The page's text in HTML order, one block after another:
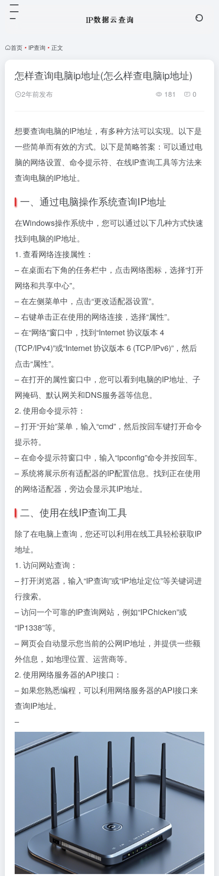
首页 • IP查询 • 正文
怎样查询电脑ip地址(怎么样查电脑ip地址)
2年前发布 181 0
想要查询电脑的IP地址，有多种方法可以实现。以下是
一些简单而有效的方式。以下是简略答案：可以通过电
脑的网络设置、命令提示符、在线IP查询工具等方法来
查询电脑的IP地址。
一、通过电脑操作系统查询IP地址
在Windows操作系统中，您可以通过以下几种方式快速
找到电脑的IP地址。
1. 查看网络连接属性：
– 在桌面右下角的任务栏中，点击网络图标，选择“打开
网络和共享中心”。
– 在左侧菜单中，点击“更改适配器设置”。
– 右键单击正在使用的网络连接，选择“属性”。
– 在“网络”窗口中，找到“Internet 协议版本 4
(TCP/IPv4)”或“Internet 协议版本 6 (TCP/IPv6)”，然后
点击“属性”。
– 在打开的属性窗口中，您可以看到电脑的IP地址、子
网掩码、默认网关和DNS服务器等信息。
2. 使用命令提示符：
– 打开“开始”菜单，输入“cmd”，然后按回车键打开命令
提示符。
– 在命令提示符窗口中，输入“ipconfig”命令并按回车。
– 系统将展示所有适配器的IP配置信息。找到正在使用
的网络适配器，旁边会显示其IP地址。
二、使用在线IP查询工具
除了在电脑上查询，您还可以利用在线工具轻松获取IP
地址。
1. 访问网站查询：
– 打开浏览器，输入“IP查询”或“IP地址定位”等关键词进
行搜索。
– 访问一个可靠的IP查询网站，例如“IPChicken”或
“IP1338”等。
– 网页会自动显示您当前的公网IP地址，并提供一些额
外信息，如地理位置、运营商等。
2. 使用网络服务器的API接口：
– 如果您熟悉编程，可以利用网络服务器的API接口来
查询IP地址。
–